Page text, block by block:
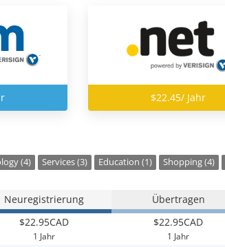
$22.45/ Jahr
(4) Services (3) Education (1) Shopping (4)
Neuregistrierung Übertragen
$22.95CAD
1 Jahr
$22.95CAD
1 Jahr